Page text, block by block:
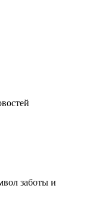
заботы и